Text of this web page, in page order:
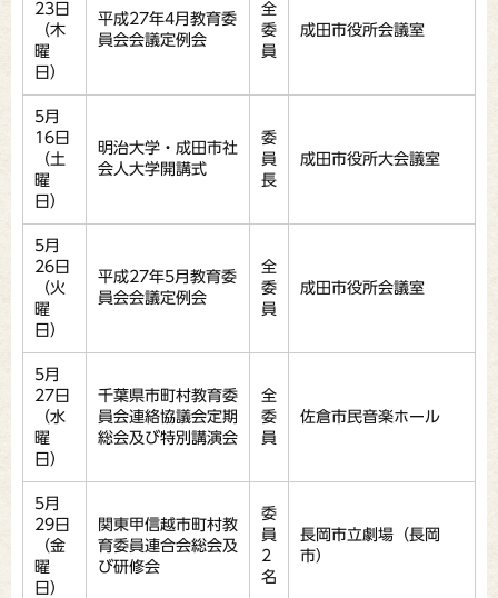
23日
（木
曜
日）
平成27年4月教育委
員会会議定例会
全
委
員
成田市役所会議室
5月
16日
（土
曜
日）
明治大学・成田市社
会人大学開講式
委
員
長
成田市役所大会議室
5月
26日
（火
曜
日）
平成27年5月教育委
員会会議定例会
全
委
員
成田市役所会議室
5月
27日
（水
曜
日）
千葉県市町村教育委
員会連絡協議会定期
総会及び特別講演会
全
委
員
佐倉市民音楽ホール
5月
29日
（金
曜
日）
関東甲信越市町村教
育委員連合会総会及
び研修会
委
員
2
名
長岡市立劇場（長岡
市）